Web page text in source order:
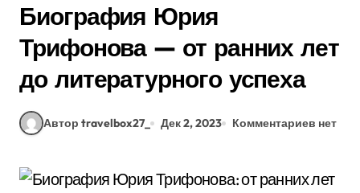
Биография Юрия
Трифонова — от ранних лет
до литературного успеха
Автор travelbox27_ Дек 2, 2023 Комментариев нет